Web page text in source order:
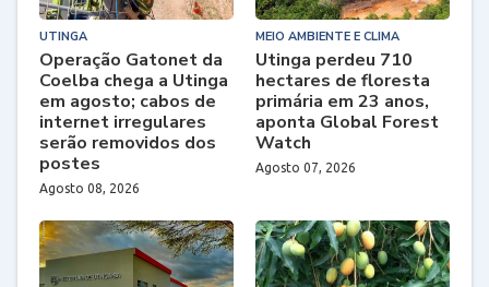
UTINGA
Operação Gatonet da
Coelba chega a Utinga
em agosto; cabos de
internet irregulares
serão removidos dos
postes
Agosto 08, 2026
MEIO AMBIENTE E CLIMA
Utinga perdeu 710
hectares de floresta
primária em 23 anos,
aponta Global Forest
Watch
Agosto 07, 2026